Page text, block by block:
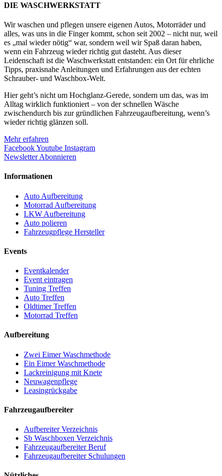
DIE WASCHWERKSTATT
Wir waschen und pflegen unsere eigenen Autos, Motorräder und
alles, was uns in die Finger kommt, schon seit 2002 – nicht nur, weil
es „mal wieder nötig“ war, sondern weil wir Spaß daran haben,
wenn ein Fahrzeug wieder richtig gut dasteht. Aus dieser
Leidenschaft ist die Waschwerkstatt entstanden: ein Ort für ehrliche
Tipps, praxisnahe Anleitungen und Erfahrungen aus der echten
Schrauber- und Waschbox-Welt.
Hier geht’s nicht um Hochglanz-Gerede, sondern um das, was im
Alltag wirklich funktioniert – von der schnellen Wäsche
zwischendurch bis zur gründlichen Fahrzeugaufbereitung, wenn’s
wieder richtig glänzen soll.
Mehr erfahren
FacebookYoutube Instagram
Newsletter Abonnieren
Informationen
Auto Aufbereitung
Motorrad Aufbereitung
LKW Aufbereitung
Auto polieren
Fahrzeugpflege Hersteller
Events
Eventkalender
Event eintragen
Tuning Treffen
Auto Treffen
Oldtimer Treffen
Motorrad Treffen
Aufbereitung
Zwei Eimer Waschmethode
Ein Eimer Waschmethode
Lackreinigung mit Knete
Neuwagenpflege
Leasingrückgabe
Fahrzeugaufbereiter
Aufbereiter Verzeichnis
Sb Waschboxen Verzeichnis
Fahrzeugaufbereiter Beruf
Fahrzeugaufbereiter Schulungen